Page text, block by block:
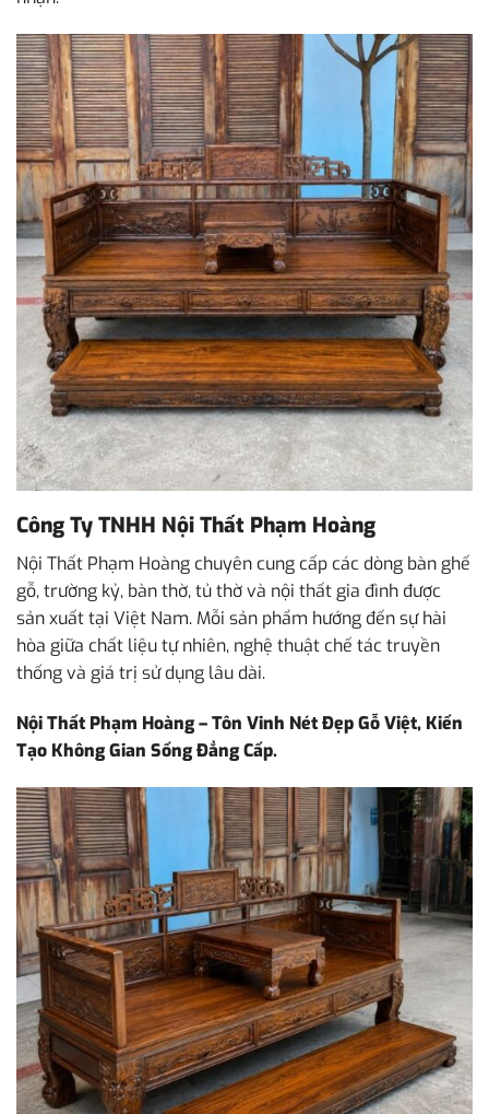
Công Ty TNHH Nội Thất Phạm Hoàng
Nội Thất Phạm Hoàng chuyên cung cấp các dòng bàn ghế
gỗ, trường kỷ, bàn thờ, tủ thờ và nội thất gia đình được
sản xuất tại Việt Nam. Mỗi sản phẩm hướng đến sự hài
hòa giữa chất liệu tự nhiên, nghệ thuật chế tác truyền
thống và giá trị sử dụng lâu dài.
Nội Thất Phạm Hoàng – Tôn Vinh Nét Đẹp Gỗ Việt, Kiến
Tạo Không Gian Sống Đẳng Cấp.